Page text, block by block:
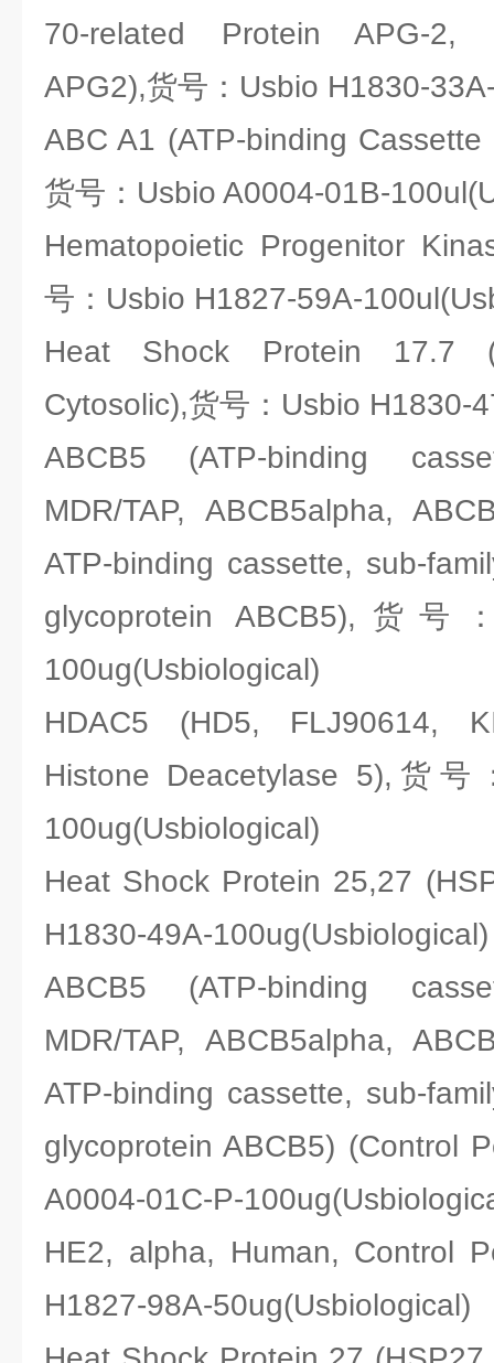
70-related Protein APG-2,
APG2),货号：Usbio H1830-
ABC A1 (ATP-binding
货号：Usbio A0004-01B-
Hematopoietic Progenitor
号：Usbio H1827-59A-
Heat Shock Protein 17.7
Cytosolic),货号：Usbio H1830-
ABCB5 (ATP-binding
MDR/TAP, ABCB5alpha,
ATP-binding cassette, sub-
glycoprotein ABCB5),货号
100ug(Usbiological)
HDAC5 (HD5, FLJ90614,
Histone Deacetylase 5),货号
100ug(Usbiological)
Heat Shock Protein 25,27
H1830-49A-100ug(Usbiological)
ABCB5 (ATP-binding
MDR/TAP, ABCB5alpha,
ATP-binding cassette, sub-
glycoprotein ABCB5) (Control
A0004-01C-P-
HE2, alpha, Human, Control
H1827-98A-50ug(Usbiological)